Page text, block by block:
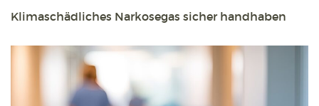
Klimaschädliches Narkosegas sicher handhaben